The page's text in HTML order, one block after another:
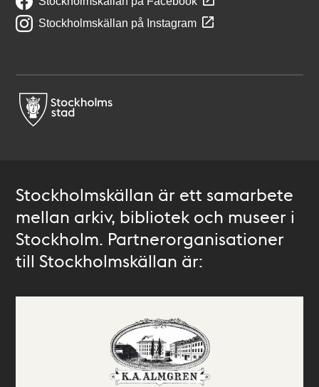
Stockholmskällan på Instagram
Stockholmskällan är ett samarbete
mellan arkiv, bibliotek och museer i
Stockholm. Partnerorganisationer
till Stockholmskällan är: